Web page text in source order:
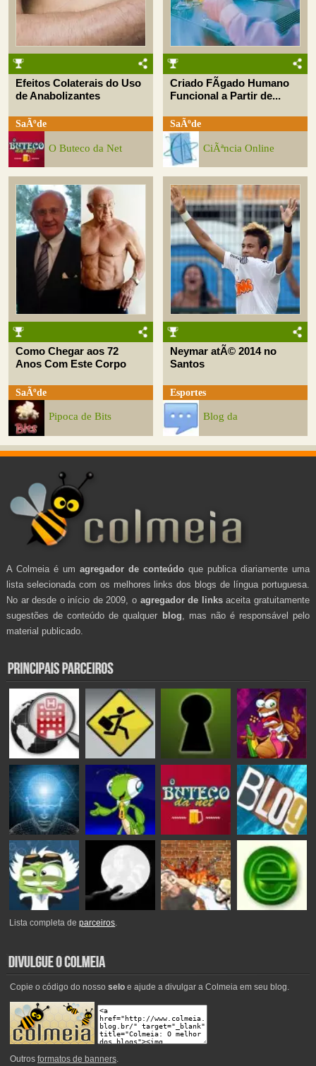
Efeitos Colaterais do Uso
de Anabolizantes
SaÃºde
O Buteco da Net
Criado FÃ­gado Humano
Funcional a Partir de...
SaÃºde
CiÃªncia Online
Como Chegar aos 72
Anos Com Este Corpo
SaÃºde
Pipoca de Bits
Neymar atÃ© 2014 no
Santos
Esportes
Blog da
A Colmeia é um agregador de conteúdo que publica diariamente uma
lista selecionada com os melhores links dos blogs de língua portuguesa.
No ar desde o início de 2009, o agregador de linksaceita gratuitamente
sugestões de conteúdo de qualquer blog , mas não é responsável pelo
material publicado.
Lista completa deparceiros.
Copie o código do nosso seloe ajude a divulgar a Colmeia em seu blog.
Outros formatos de banners.